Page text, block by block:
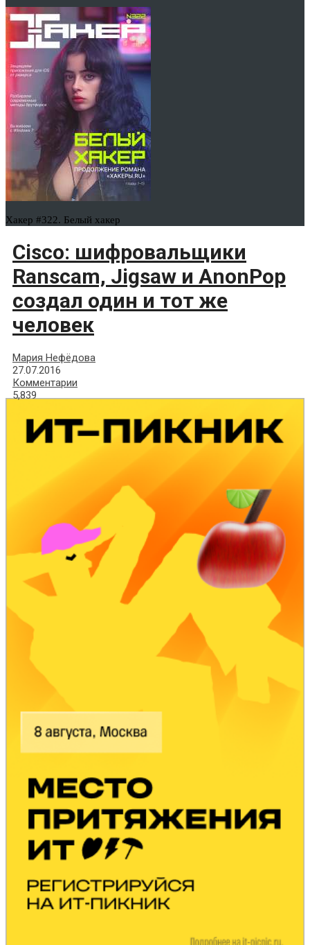
Хакер #322. Белый хакер
Cisco: шифровальщики
Ranscam, Jigsaw и AnonPop
создал один и тот же
человек
Мария Нефёдова
27.07.2016
Комментарии
5,839